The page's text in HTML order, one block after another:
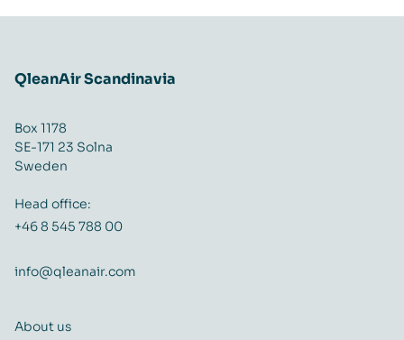
QleanAir Scandinavia
Box 1178
SE-171 23 Solna
Sweden
Head office:
+46 8 545 788 00
info@qleanair.com
About us